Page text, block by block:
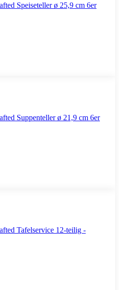
Speiseteller ø 25,9 cm 6er
Suppenteller ø 21,9 cm 6er
Tafelservice 12-teilig -